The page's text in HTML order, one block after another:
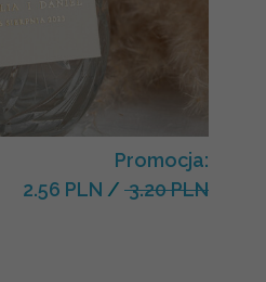
Promocja:
2.56 PLN / 3.20 PLN